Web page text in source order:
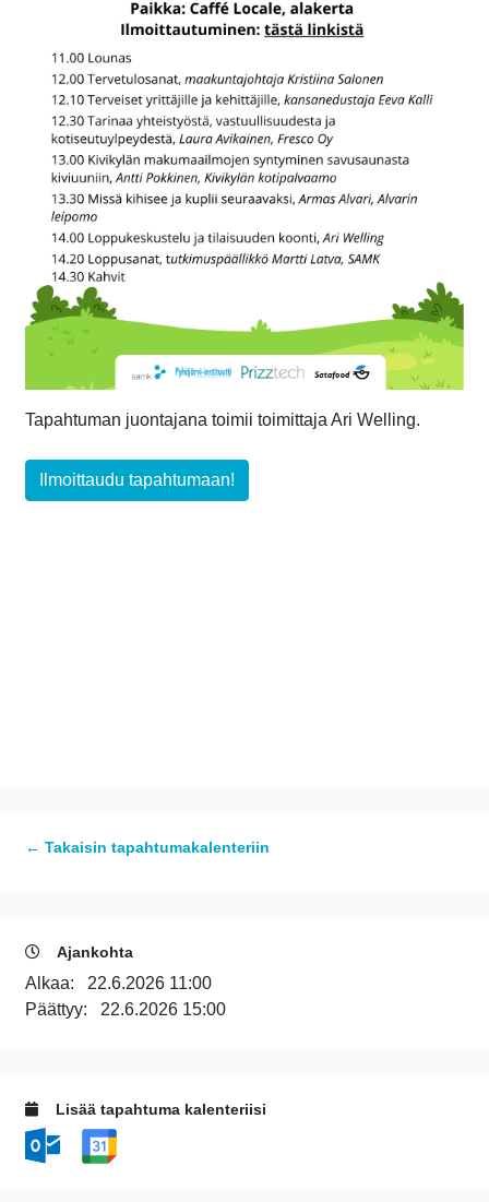
Tapahtuman juontajana toimii toimittaja Ari Welling.
Ilmoittaudu tapahtumaan!
← Takaisin tapahtumakalenteriin
Ajankohta
Alkaa: 22.6.2026 11:00
Päättyy: 22.6.2026 15:00
Lisää tapahtuma kalenteriisi